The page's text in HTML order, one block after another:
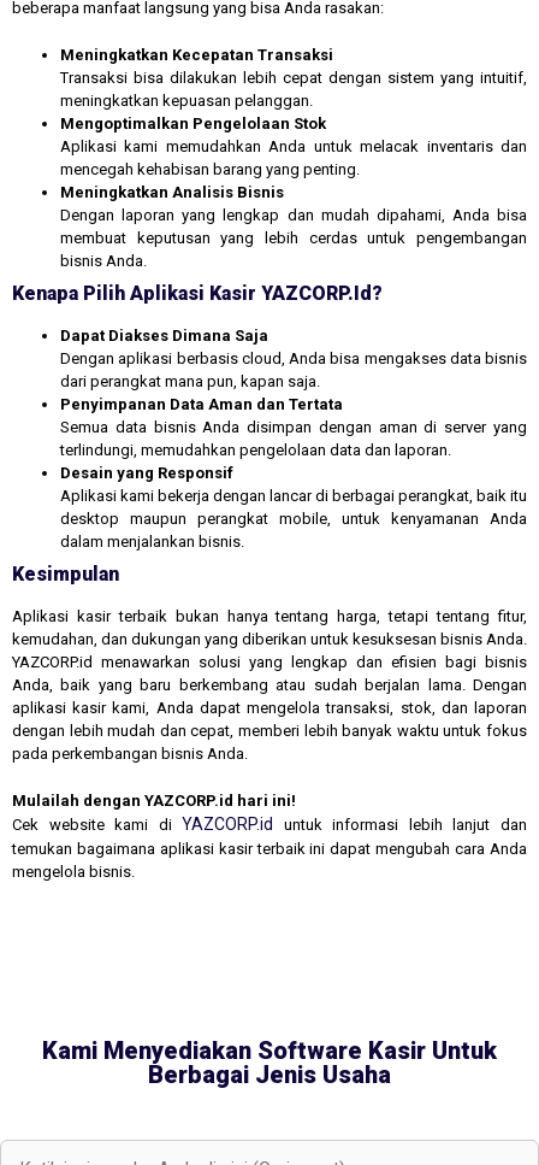
beberapa manfaat langsung yang bisa Anda rasakan:
Meningkatkan Kecepatan Transaksi
Transaksi bisa dilakukan lebih cepat dengan sistem yang intuitif,
meningkatkan kepuasan pelanggan.
Mengoptimalkan Pengelolaan Stok
Aplikasi kami memudahkan Anda untuk melacak inventaris dan
mencegah kehabisan barang yang penting.
Meningkatkan Analisis Bisnis
Dengan laporan yang lengkap dan mudah dipahami, Anda bisa
membuat keputusan yang lebih cerdas untuk pengembangan
bisnis Anda.
Kenapa Pilih Aplikasi Kasir YAZCORP.id?
Dapat Diakses Dimana Saja
Dengan aplikasi berbasis cloud, Anda bisa mengakses data bisnis
dari perangkat mana pun, kapan saja.
Penyimpanan Data Aman dan Tertata
Semua data bisnis Anda disimpan dengan aman di server yang
terlindungi, memudahkan pengelolaan data dan laporan.
Desain yang Responsif
Aplikasi kami bekerja dengan lancar di berbagai perangkat, baik itu
desktop maupun perangkat mobile, untuk kenyamanan Anda
dalam menjalankan bisnis.
Kesimpulan
Aplikasi kasir terbaik bukan hanya tentang harga, tetapi tentang fitur,
kemudahan, dan dukungan yang diberikan untuk kesuksesan bisnis Anda.
YAZCORP.id menawarkan solusi yang lengkap dan efisien bagi bisnis
Anda, baik yang baru berkembang atau sudah berjalan lama. Dengan
aplikasi kasir kami, Anda dapat mengelola transaksi, stok, dan laporan
dengan lebih mudah dan cepat, memberi lebih banyak waktu untuk fokus
pada perkembangan bisnis Anda.
Mulailah dengan YAZCORP.id hari ini!
Cek website kami di YAZCORP.id
untuk informasi lebih lanjut dan
temukan bagaimana aplikasi kasir terbaik ini dapat mengubah cara Anda
mengelola bisnis.
Kami Menyediakan Software Kasir Untuk
Berbagai Jenis Usaha